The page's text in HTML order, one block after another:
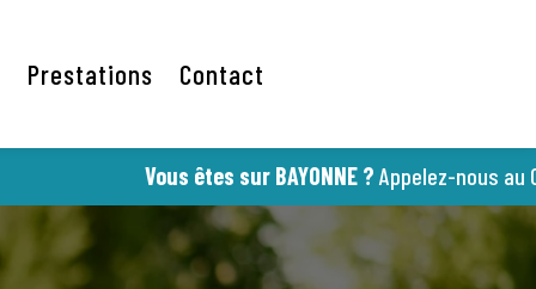
Prestations Contact
Vous êtes sur BAYONNE ?Appelez-nous au05 59 25